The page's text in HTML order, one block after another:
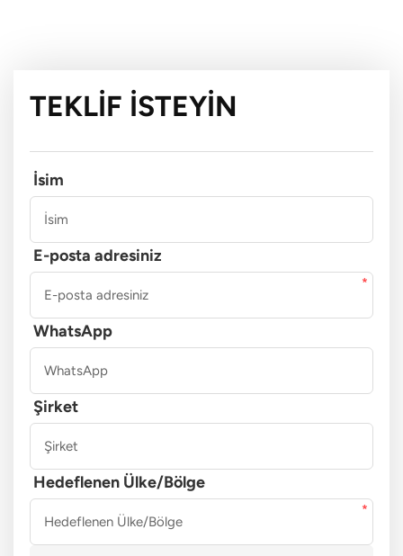
TEKLIF İSTEYIN
İsim
E-posta adresiniz
WhatsApp
Şirket
Hedeflenen Ülke/Bölge